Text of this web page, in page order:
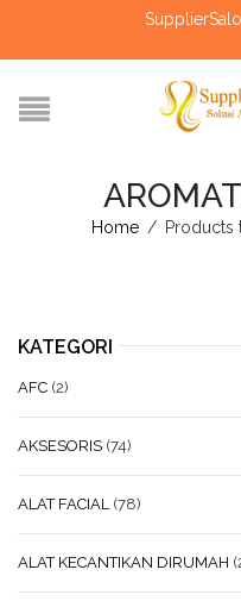
Home / Products
KATEGORI
AFC (2)
AKSESORIS (74)
ALAT FACIAL (78)
ALAT KECANTIKAN DIRUMAH